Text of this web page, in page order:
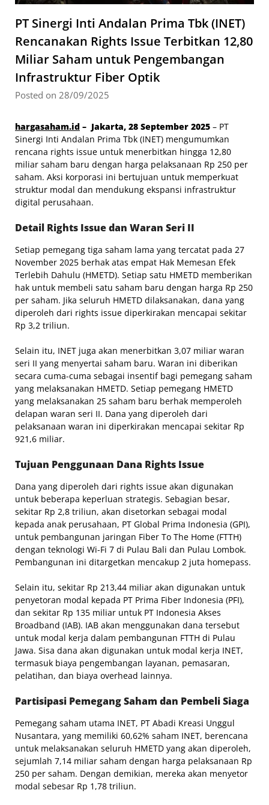
PT Sinergi Inti Andalan Prima Tbk (INET)
Rencanakan Rights Issue Terbitkan 12,80
Miliar Saham untuk Pengembangan
Infrastruktur Fiber Optik
Posted on 28/09/2025
hargasaham.id – Jakarta, 28 September 2025 – PT
Sinergi Inti Andalan Prima Tbk (INET) mengumumkan
rencana rights issue untuk menerbitkan hingga 12,80
miliar saham baru dengan harga pelaksanaan Rp 250 per
saham. Aksi korporasi ini bertujuan untuk memperkuat
struktur modal dan mendukung ekspansi infrastruktur
digital perusahaan.
Detail Rights Issue dan Waran Seri II
Setiap pemegang tiga saham lama yang tercatat pada 27
November 2025 berhak atas empat Hak Memesan Efek
Terlebih Dahulu (HMETD). Setiap satu HMETD memberikan
hak untuk membeli satu saham baru dengan harga Rp 250
per saham. Jika seluruh HMETD dilaksanakan, dana yang
diperoleh dari rights issue diperkirakan mencapai sekitar
Rp 3,2 triliun.
Selain itu, INET juga akan menerbitkan 3,07 miliar waran
seri II yang menyertai saham baru. Waran ini diberikan
secara cuma-cuma sebagai insentif bagi pemegang saham
yang melaksanakan HMETD. Setiap pemegang HMETD
yang melaksanakan 25 saham baru berhak memperoleh
delapan waran seri II. Dana yang diperoleh dari
pelaksanaan waran ini diperkirakan mencapai sekitar Rp
921,6 miliar.
Tujuan Penggunaan Dana Rights Issue
Dana yang diperoleh dari rights issue akan digunakan
untuk beberapa keperluan strategis. Sebagian besar,
sekitar Rp 2,8 triliun, akan disetorkan sebagai modal
kepada anak perusahaan, PT Global Prima Indonesia (GPI),
untuk pembangunan jaringan Fiber To The Home (FTTH)
dengan teknologi Wi-Fi 7 di Pulau Bali dan Pulau Lombok.
Pembangunan ini ditargetkan mencakup 2 juta homepass.
Selain itu, sekitar Rp 213,44 miliar akan digunakan untuk
penyetoran modal kepada PT Prima Fiber Indonesia (PFI),
dan sekitar Rp 135 miliar untuk PT Indonesia Akses
Broadband (IAB). IAB akan menggunakan dana tersebut
untuk modal kerja dalam pembangunan FTTH di Pulau
Jawa. Sisa dana akan digunakan untuk modal kerja INET,
termasuk biaya pengembangan layanan, pemasaran,
pelatihan, dan biaya overhead lainnya.
Partisipasi Pemegang Saham dan Pembeli Siaga
Pemegang saham utama INET, PT Abadi Kreasi Unggul
Nusantara, yang memiliki 60,62% saham INET, berencana
untuk melaksanakan seluruh HMETD yang akan diperoleh,
sejumlah 7,14 miliar saham dengan harga pelaksanaan Rp
250 per saham. Dengan demikian, mereka akan menyetor
modal sebesar Rp 1,78 triliun.